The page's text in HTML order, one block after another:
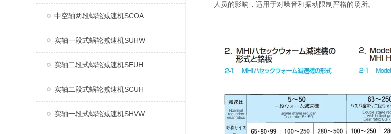
中空轴两段蜗轮减速机SCOA
实轴一段式蜗轮减速机SUHW
实轴二段式蜗轮减速机SEUH
实轴二段式蜗轮减速机SCUH
实轴一段式蜗轮减速机SHVW
人员的影响，适用于对噪音和振动限制严格的场所。